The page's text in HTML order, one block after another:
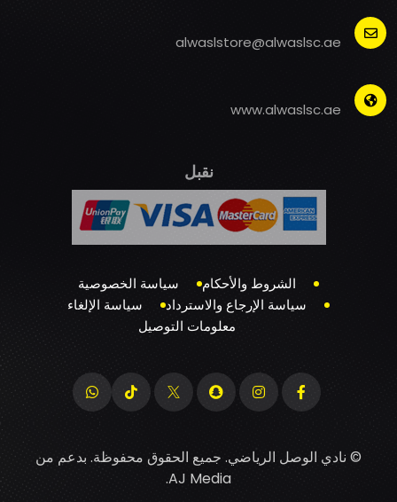
alwaslstore@alwaslsc.ae
www.alwaslsc.ae
نقبل
الشروط والأحكام
سياسة الخصوصية
سياسة الإرجاع والاسترداد
سياسة الإلغاء
معلومات التوصيل
© نادي الوصل الرياضي. جميع الحقوق محفوظة. بدعم من
AJ Media
.